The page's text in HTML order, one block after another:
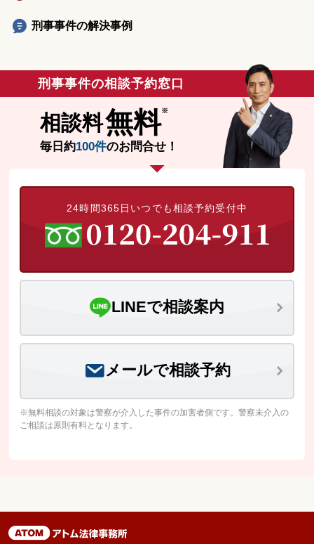
刑事事件の解決事例
刑事事件の相談予約窓口
相談料無料
毎日約100件のお問合せ！
24時間365日いつでも相談予約受付中
LINEで相談案内
メールで相談予約
※無料相談の対象は警察が介入した事件の加害者側です。警察未介入の
ご相談は原則有料となります。